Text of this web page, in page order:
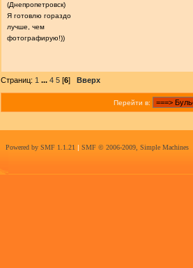
(Днепропетровск)
Я готовлю гораздо
лучше, чем
фотографирую!))
Страниц: 1 ... 4 5 [6] Вверх
Перейти в:
Powered by SMF 1.1.21 | SMF © 2006-2009, Simple Machines